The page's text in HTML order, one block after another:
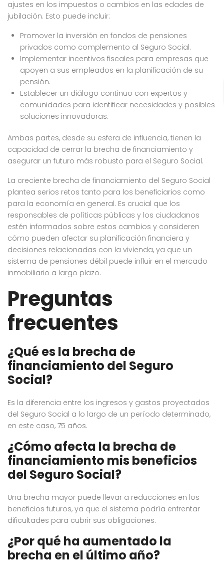
ajustes en los impuestos o cambios en las edades de
jubilación. Esto puede incluir:
Promover la inversión en fondos de pensiones
privados como complemento al Seguro Social.
Implementar incentivos fiscales para empresas que
apoyen a sus empleados en la planificación de su
pensión.
Establecer un diálogo continuo con expertos y
comunidades para identificar necesidades y posibles
soluciones innovadoras.
Ambas partes, desde su esfera de influencia, tienen la
capacidad de cerrar la brecha de financiamiento y
asegurar un futuro más robusto para el Seguro Social.
La creciente brecha de financiamiento del Seguro Social
plantea serios retos tanto para los beneficiarios como
para la economía en general. Es crucial que los
responsables de políticas públicas y los ciudadanos
estén informados sobre estos cambios y consideren
cómo pueden afectar su planificación financiera y
decisiones relacionadas con la vivienda, ya que un
sistema de pensiones débil puede influir en el mercado
inmobiliario a largo plazo.
Preguntas
frecuentes
¿Qué es la brecha de
financiamiento del Seguro
Social?
Es la diferencia entre los ingresos y gastos proyectados
del Seguro Social a lo largo de un período determinado,
en este caso, 75 años.
¿Cómo afecta la brecha de
financiamiento mis beneficios
del Seguro Social?
Una brecha mayor puede llevar a reducciones en los
beneficios futuros, ya que el sistema podría enfrentar
dificultades para cubrir sus obligaciones.
¿Por qué ha aumentado la
brecha en el último año?